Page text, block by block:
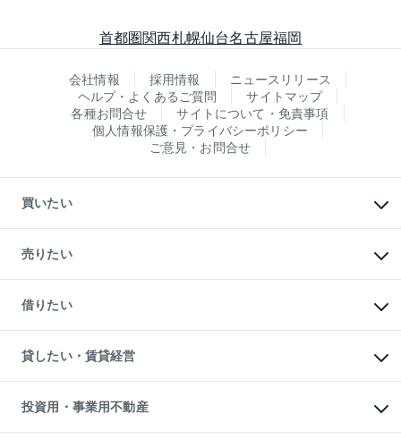
首都圏関西札幌仙台名古屋福岡
会社情報 採用情報
ニュースリリース
ヘルプ・よくあるご質問
サイトマップ
各種お問合せ
サイトについて・免責事項
個人情報保護・プライバシーポリシー
ご意見・お問合せ
買いたい
新築・分譲マンションの購入
中古マンションの購入
一戸建ての購入
中古一戸建ての購入
不動産購入の流れ
注目キーワード物件特集
購入ガイド
English 繁体中文簡体中文
売りたい
一戸建ての売却・査定
土地の売却・査定
スピードAI査定
不動産査定について
不動産売却の流れ
不動産買換えの流れ
売却ガイド
借りたい
オフィス・店舗の賃貸
借りるときの流れ
借りるガイド
貸したい・賃貸経営
マンション賃料データ
賃貸管理プラン
リロケーションについて
投資用・事業用不動産